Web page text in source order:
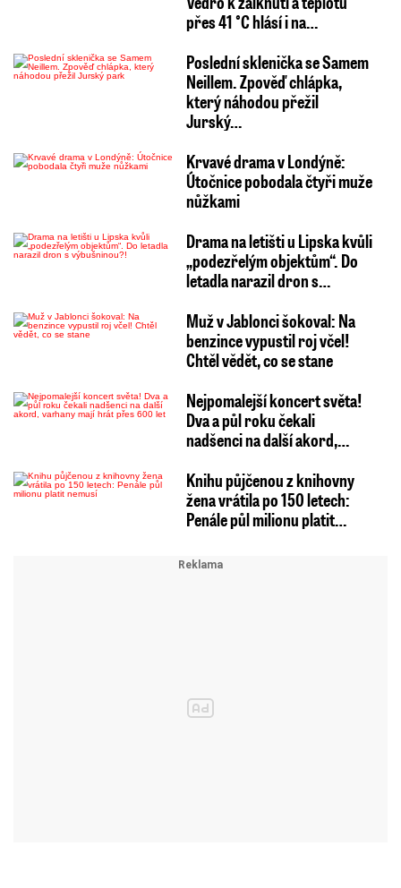
přes 41 °C hlásí i na…
Poslední sklenička se Samem
Neillem. Zpověď chlápka,
který náhodou přežil
Jurský…
Krvavé drama v Londýně:
Útočnice pobodala čtyři muže
nůžkami
Drama na letišti u Lipska kvůli
„podezřelým objektům“. Do
letadla narazil dron s…
Muž v Jablonci šokoval: Na
benzince vypustil roj včel!
Chtěl vědět, co se stane
Nejpomalejší koncert světa!
Dva a půl roku čekali
nadšenci na další akord,…
Knihu půjčenou z knihovny
žena vrátila po 150 letech:
Penále půl milionu platit…